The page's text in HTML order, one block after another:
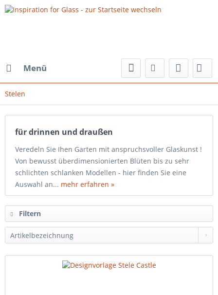
Menü
Stelen
für drinnen und draußen
Veredeln Sie Ihen Garten mit anspruchsvoller Glaskunst !
Von bewusst überdimensionierten Blüten bis zu sehr
schlichten schlanken Modellen - hier finden Sie eine
Auswahl an... mehr erfahren »
Filtern